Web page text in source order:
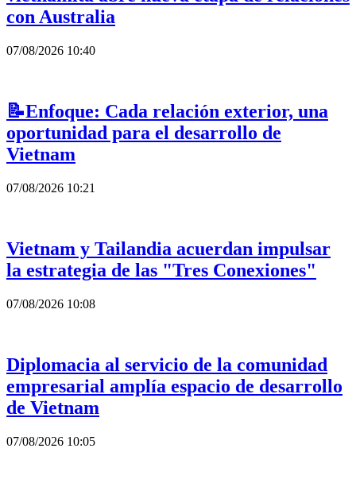
con Australia
07/08/2026 10:40
📝Enfoque: Cada relación exterior, una
oportunidad para el desarrollo de
Vietnam
07/08/2026 10:21
Vietnam y Tailandia acuerdan impulsar
la estrategia de las "Tres Conexiones"
07/08/2026 10:08
Diplomacia al servicio de la comunidad
empresarial amplía espacio de desarrollo
de Vietnam
07/08/2026 10:05